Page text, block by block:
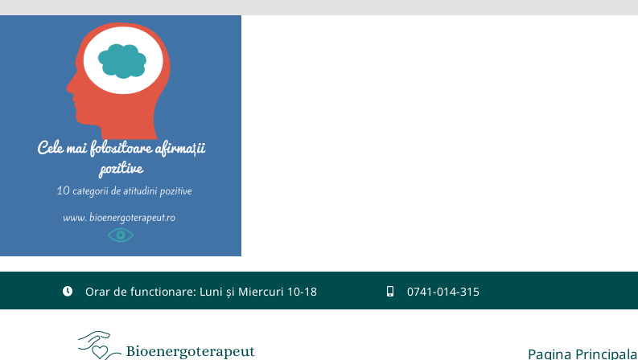
Skip
Orar de functionare: Luni și Miercuri 10-18 0741-014-315
Pagina Principala